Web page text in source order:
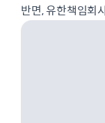
반면, 유한책임회